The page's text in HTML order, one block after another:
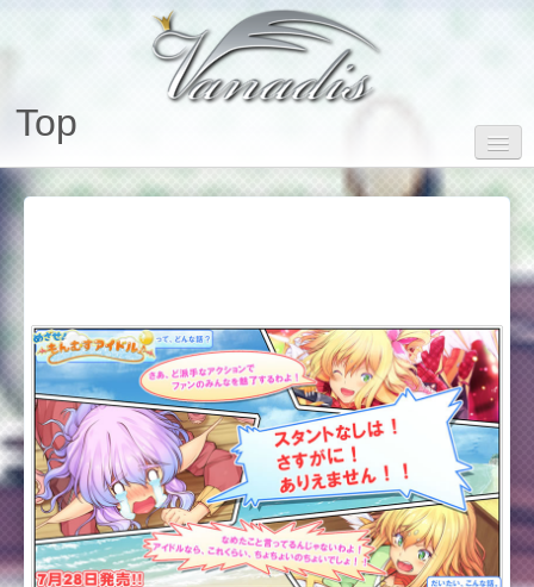
Top
Information
DL-Shop
ダウンロード販売
Link
リンク
Support